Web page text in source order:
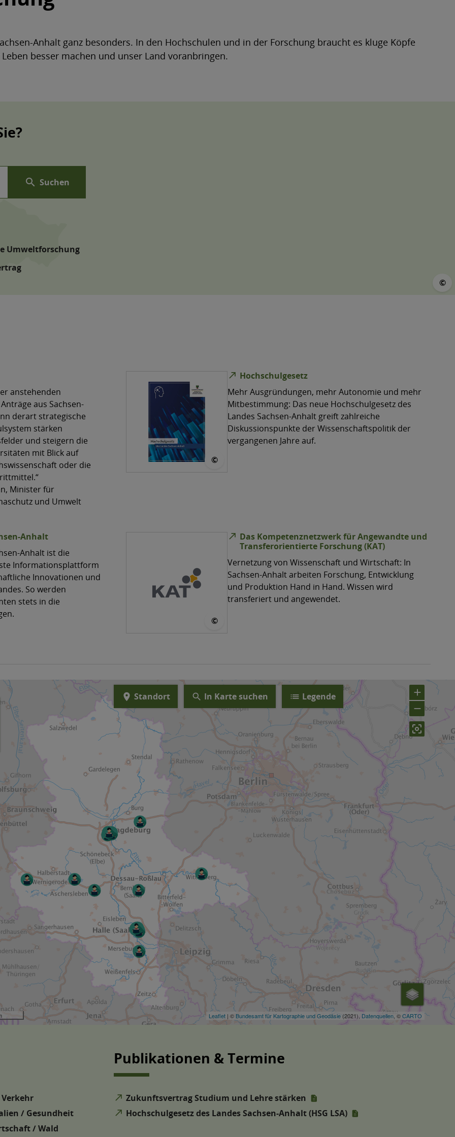
Anhalt ganz besonders. In den Hochschulen und in der Forschung braucht es kluge Köpfe
besser machen und unser Land voranbringen.
search Suchen
Umweltforschung
©
anstehenden
aus Sachsen-
derart strategische
stärken
und steigern die
mit Blick auf
oder die
Minister für
und Umwelt
©
north_east Hochschulgesetz
Mehr Ausgründungen, mehr Autonomie und mehr
Mitbestimmung: Das neue Hochschulgesetz des
Landes Sachsen-​Anhalt greift zahlreiche
Diskussionspunkte der Wissenschaftspolitik der
vergangenen Jahre auf.
Anhalt
Anhalt ist die
Informationsplattform
Innovationen und
So werden
stets in die
©
north_east Das Kompetenznetzwerk für Angewandte und
Transferorientierte Forschung (KAT)
Vernetzung von Wissenschaft und Wirtschaft: In
Sachsen-Anhalt arbeiten Forschung, Entwicklung
und Produktion Hand in Hand. Wissen wird
transferiert und angewendet.
/ Gesundheit
/ Wald
Publikationen & Termine
north_east Zukunftsvertrag Studium und Lehre stärken
north_east Hochschulgesetz des Landes Sachsen-Anhalt (HSG LSA)